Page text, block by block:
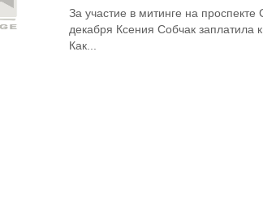
За участие в митинге на проспекте
декабря Ксения Собчак заплатила
Как...